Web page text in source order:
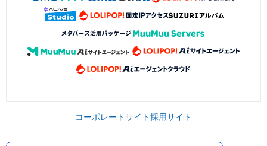
コーポレートサイト採用サイト